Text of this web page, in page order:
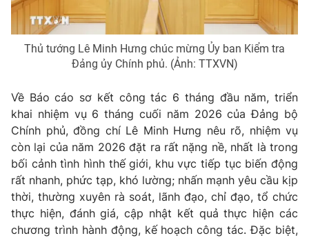
Thủ tướng Lê Minh Hưng chúc mừng Ủy ban Kiểm tra
Đảng ủy Chính phủ. (Ảnh: TTXVN)
Về Báo cáo sơ kết công tác 6 tháng đầu năm, triển
khai nhiệm vụ 6 tháng cuối năm 2026 của Đảng bộ
Chính phủ, đồng chí Lê Minh Hưng nêu rõ, nhiệm vụ
còn lại của năm 2026 đặt ra rất nặng nề, nhất là trong
bối cảnh tình hình thế giới, khu vực tiếp tục biến động
rất nhanh, phức tạp, khó lường; nhấn mạnh yêu cầu kịp
thời, thường xuyên rà soát, lãnh đạo, chỉ đạo, tổ chức
thực hiện, đánh giá, cập nhật kết quả thực hiện các
chương trình hành động, kế hoạch công tác. Đặc biệt,